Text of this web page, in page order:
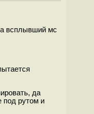
а всплывший мс
да
под рутом и